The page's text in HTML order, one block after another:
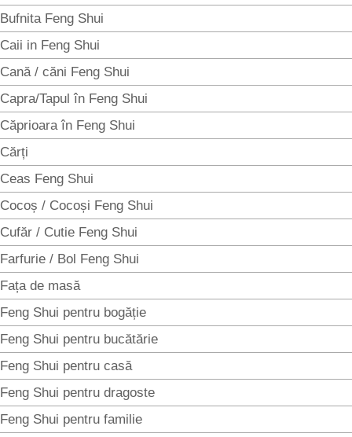
Bufnita Feng Shui
Caii in Feng Shui
Cană / căni Feng Shui
Capra/Tapul în Feng Shui
Căprioara în Feng Shui
Cărți
Ceas Feng Shui
Cocoș / Cocoși Feng Shui
Cufăr / Cutie Feng Shui
Farfurie / Bol Feng Shui
Fața de masă
Feng Shui pentru bogăție
Feng Shui pentru bucătărie
Feng Shui pentru casă
Feng Shui pentru dragoste
Feng Shui pentru familie